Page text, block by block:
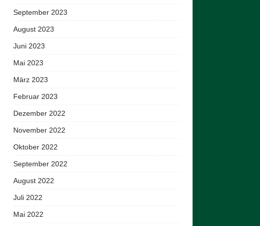
September 2023
August 2023
Juni 2023
Mai 2023
März 2023
Februar 2023
Dezember 2022
November 2022
Oktober 2022
September 2022
August 2022
Juli 2022
Mai 2022